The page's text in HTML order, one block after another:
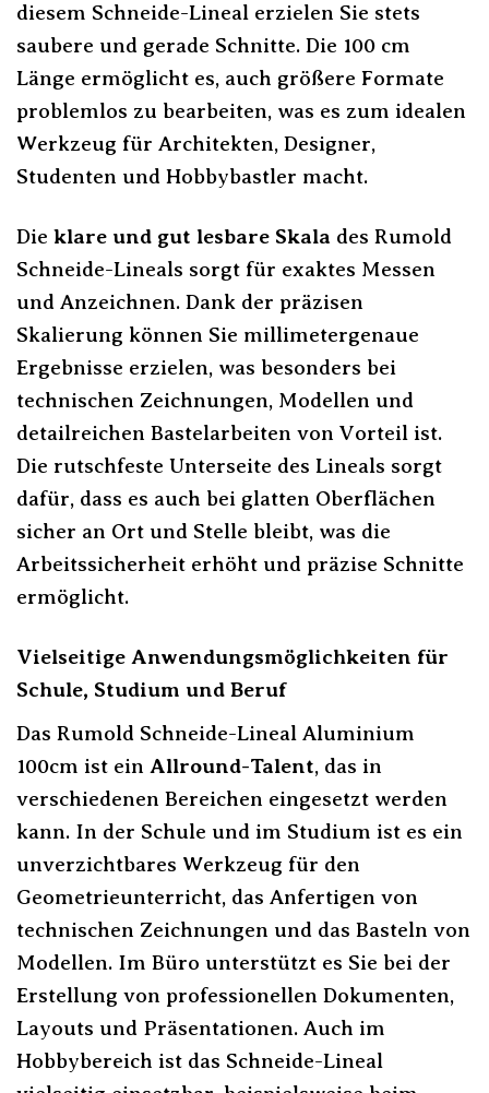
diesem Schneide-Lineal erzielen Sie stets
saubere und gerade Schnitte. Die 100 cm
Länge ermöglicht es, auch größere Formate
problemlos zu bearbeiten, was es zum idealen
Werkzeug für Architekten, Designer,
Studenten und Hobbybastler macht.
Die klare und gut lesbare Skala des Rumold
Schneide-Lineals sorgt für exaktes Messen
und Anzeichnen. Dank der präzisen
Skalierung können Sie millimetergenaue
Ergebnisse erzielen, was besonders bei
technischen Zeichnungen, Modellen und
detailreichen Bastelarbeiten von Vorteil ist.
Die rutschfeste Unterseite des Lineals sorgt
dafür, dass es auch bei glatten Oberflächen
sicher an Ort und Stelle bleibt, was die
Arbeitssicherheit erhöht und präzise Schnitte
ermöglicht.
Vielseitige Anwendungsmöglichkeiten für
Schule, Studium und Beruf
Das Rumold Schneide-Lineal Aluminium
100cm ist ein Allround-Talent, das in
verschiedenen Bereichen eingesetzt werden
kann. In der Schule und im Studium ist es ein
unverzichtbares Werkzeug für den
Geometrieunterricht, das Anfertigen von
technischen Zeichnungen und das Basteln von
Modellen. Im Büro unterstützt es Sie bei der
Erstellung von professionellen Dokumenten,
Layouts und Präsentationen. Auch im
Hobbybereich ist das Schneide-Lineal